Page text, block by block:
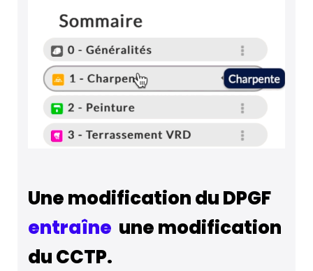
Une modification du DPGF
entraîne une modification
du CCTP.